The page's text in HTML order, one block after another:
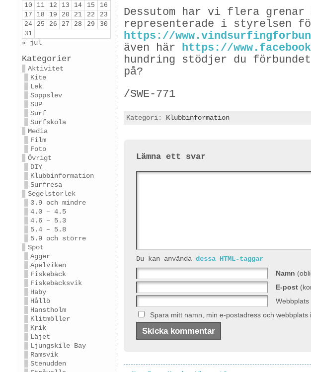
10
11 12 13 14 15
16
17
18 19 20 21 22
23
24
25 26 27 28 29
30
31
« jul
Kategorier
Aktivitet
Kite
Lek
Soppslev
SUP
Surf
Surfskola
Media
Film
Foto
Övrigt
DIY
Klubbinformation
Surfresa
Segelstorlek
3.9 och mindre
4.0 – 4.5
4.6 – 5.3
5.4 – 5.8
5.9 och större
Spot
Agger
Apelviken
Fiskebäck
Fiskebäcksvik
Haby
Hållö
Hanstholm
Klitmöller
Krik
Läjet
Ljungskile Bay
Ramsvik
Stenudden
Dessutom har vi flera
representerade i styrelsen
https://
även här
https://
hundring stödjer du
på?
/SWE-771
Kategori: Klubbinformation
Lämna ett svar
Du kan använda dessa HTML-taggar
Namn
E-post
Webbplats
Spara mitt namn, min e-postadress och